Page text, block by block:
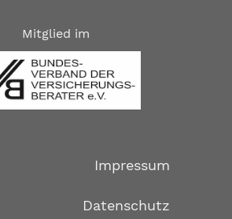
Mitglied im
Impressum
Datenschutz